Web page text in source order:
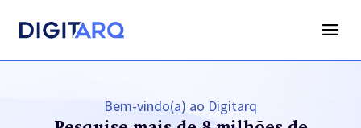
Bem-vindo(a) ao Digitarq